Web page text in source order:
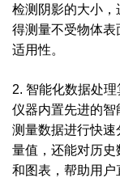
检测阴影的大小
得测量不受物体
适用性。
2. 智能化数据处理
仪器内置先进的
测量数据进行快速
量值，还能对历
和图表，帮助用